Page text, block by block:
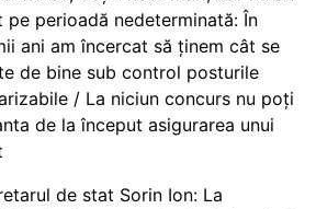
pe perioadă nedeterminată: În
ani am încercat să ținem cât se
de bine sub control posturile
/ La niciun concurs nu poți
de la început asigurarea unui
de stat Sorin Ion: La